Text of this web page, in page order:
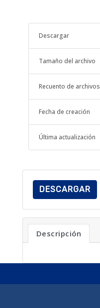
Descargar
Tamaño del archivo
Recuento de archivos
Fecha de creación
Última actualización
DESCARGAR
Descripción